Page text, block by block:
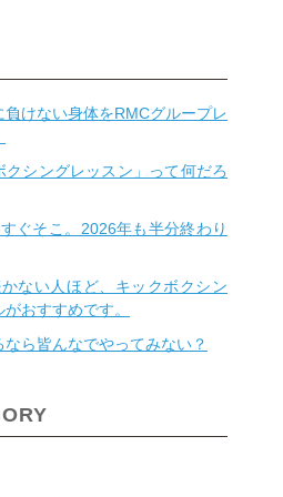
負けない身体をRMCグループレ
クシングレッスン」って何だろ
ぐそこ。2026年も半分終わり
ない人ほど、キックボクシン
おすすめです。
なら皆んなでやってみない？